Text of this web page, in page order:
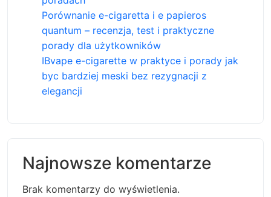
Porównanie e-cigaretta i e papieros
quantum – recenzja, test i praktyczne
porady dla użytkowników
IBvape e-cigarette w praktyce i porady jak
byc bardziej meski bez rezygnacji z
elegancji
Najnowsze komentarze
Brak komentarzy do wyświetlenia.